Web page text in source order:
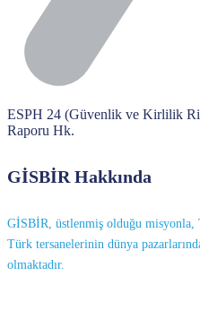
ESPH 24 (Güvenlik ve Kirlilik
Raporu Hk.
GİSBİR Hakkında
GİSBİR, üstlenmiş olduğu
Türk tersanelerinin dünya
olmaktadır.